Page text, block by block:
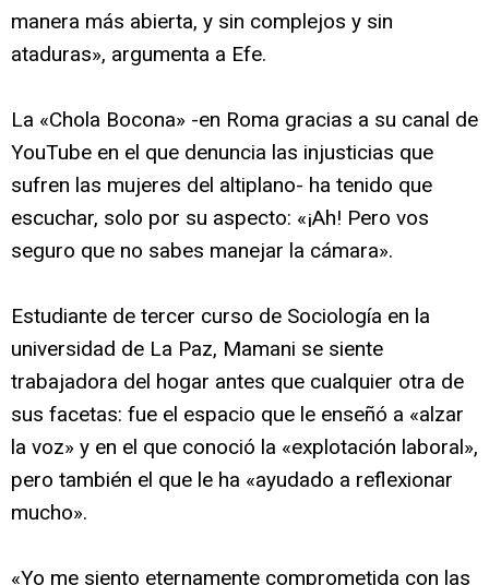
manera más abierta, y sin complejos y sin
ataduras», argumenta a Efe.
La «Chola Bocona» -en Roma gracias a su canal de
YouTube en el que denuncia las injusticias que
sufren las mujeres del altiplano- ha tenido que
escuchar, solo por su aspecto: «¡Ah! Pero vos
seguro que no sabes manejar la cámara».
Estudiante de tercer curso de Sociología en la
universidad de La Paz, Mamani se siente
trabajadora del hogar antes que cualquier otra de
sus facetas: fue el espacio que le enseñó a «alzar
la voz» y en el que conoció la «explotación laboral»,
pero también el que le ha «ayudado a reflexionar
mucho».
«Yo me siento eternamente comprometida con las